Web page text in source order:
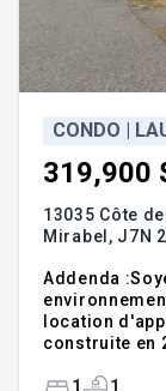
CONDO |
319,900
13035 Côte
Mirabel, J7N
Addenda
location d'appartement.
construite en
illuminent
1 1